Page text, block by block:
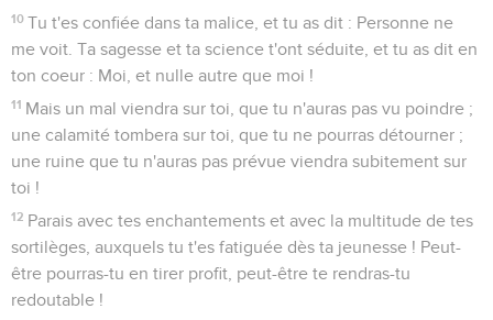
10 Tu t'es confiée dans ta malice, et tu as dit : Personne ne
me voit. Ta sagesse et ta science t'ont séduite, et tu as dit en
ton coeur : Moi, et nulle autre que moi !
11 Mais un mal viendra sur toi, que tu n'auras pas vu poindre ;
une calamité tombera sur toi, que tu ne pourras détourner ;
une ruine que tu n'auras pas prévue viendra subitement sur
toi !
12 Parais avec tes enchantements et avec la multitude de tes
sortilèges, auxquels tu t'es fatiguée dès ta jeunesse ! Peut-
être pourras-tu en tirer profit, peut-être te rendras-tu
redoutable !